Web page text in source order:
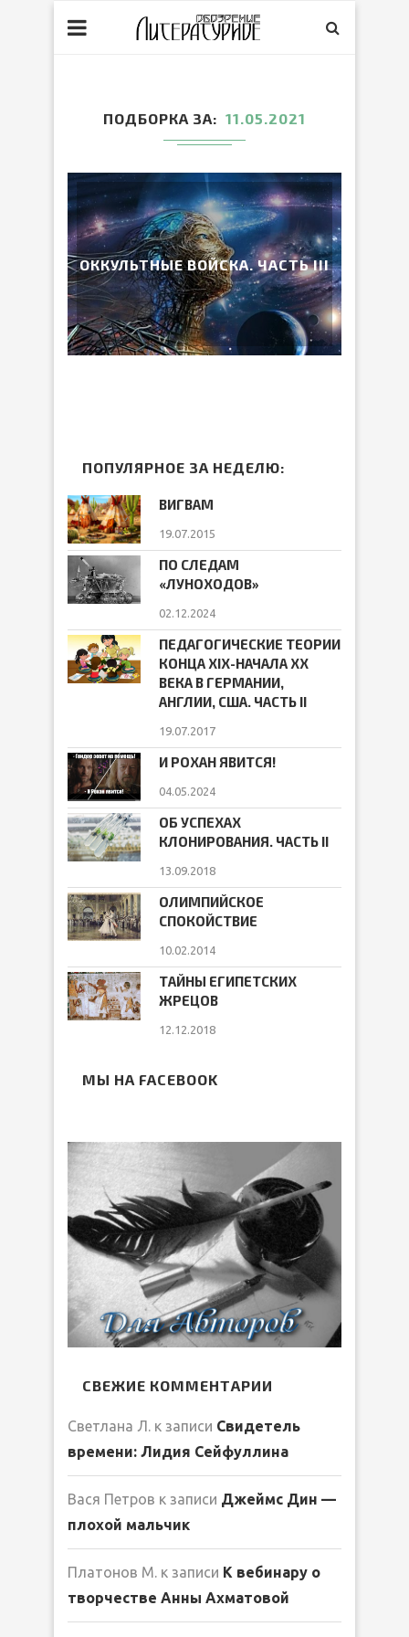
ПОДБОРКА ЗА 11.05.2021
ОККУЛЬТНЫЕ ВОЙСКА. ЧАСТЬ III
ПОПУЛЯРНОЕ ЗА НЕДЕЛЮ:
ВИГВАМ
19.07.2015
ПО СЛЕДАМ
«ЛУНОХОДОВ»
02.12.2024
ПЕДАГОГИЧЕСКИЕ ТЕОРИИ
КОНЦА ХIХ-НАЧАЛА ХХ
ВЕКА В ГЕРМАНИИ,
АНГЛИИ, США. ЧАСТЬ II
19.07.2017
И РОХАН ЯВИТСЯ!
04.05.2024
ОБ УСПЕХАХ
КЛОНИРОВАНИЯ. ЧАСТЬ II
13.09.2018
ОЛИМПИЙСКОЕ
СПОКОЙСТВИЕ
10.02.2014
ТАЙНЫ ЕГИПЕТСКИХ
ЖРЕЦОВ
12.12.2018
МЫ НА FACEBOOK
СВЕЖИЕ КОММЕНТАРИИ
Светлана Л. к записи Свидетель
времени: Лидия Сейфуллина
Вася Петров к записи Джеймс Дин —
плохой мальчик
Платонов М. к записи К вебинару о
творчестве Анны Ахматовой